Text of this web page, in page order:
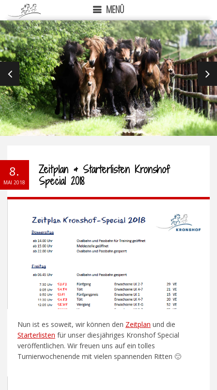
MENÜ
PREVIOUS
8.
MAI 2018
Zeitplan & Starterlisten Kronshof
Special 2018
Nun ist es soweit, wir können den Zeitplan und die
Starterlisten für unser diesjähriges Kronshof Special
veröffentlichen. Wir freuen uns auf ein tolles
Turnierwochenende mit vielen spannenden Ritten 🙂